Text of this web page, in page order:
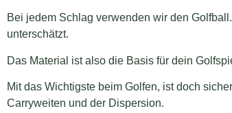
Bei jedem Schlag verwenden wir den
unterschätzt.
Das Material ist also die Basis für dein
Mit das Wichtigste beim Golfen, ist doch
Carryweiten und der Dispersion.